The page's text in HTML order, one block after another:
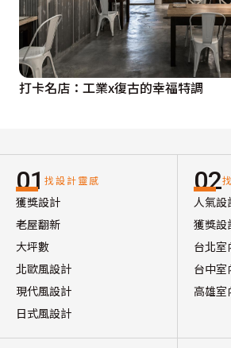
打卡名店：工業x復古的幸福特調
01 找設計靈感
獲獎設計
老屋翻新
大坪數
北歐風設計
現代風設計
日式風設計
02
人氣設
獲獎設
台北室
台中室
高雄室